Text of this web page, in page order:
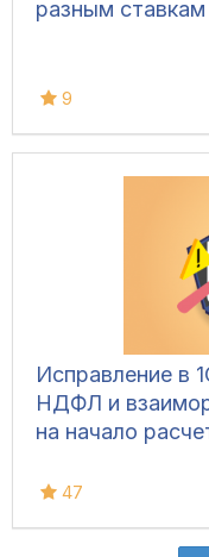
разным ставкам
9
Исправление в
НДФЛ и
на начало
47